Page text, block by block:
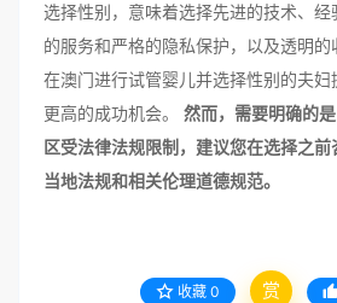
选择性别，意味着选择先进的技术、
的服务和严格的隐私保护，以及透明
在澳门进行试管婴儿并选择性别的夫妇
更高的成功机会。 然而，需要明确的
区受法律法规限制，建议您在选择之
当地法规和相关伦理道德规范。
收藏 0 赏